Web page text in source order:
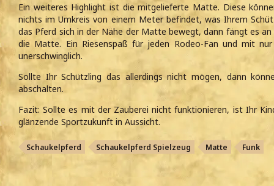
Ein weiteres Highlight ist die mitgelieferte Matte. Diese
nichts im Umkreis von einem Meter befindet, was Ihrem
das Pferd sich in der Nähe der Matte bewegt, dann fängt es
die Matte. Ein Riesenspaß für jeden Rodeo-Fan und mit
unerschwinglich.
Sollte Ihr Schützling das allerdings nicht mögen, dann
abschalten.
Fazit: Sollte es mit der Zauberei nicht funktionieren, ist Ihr
glänzende Sportzukunft in Aussicht.
Schaukelpferd Schaukelpferd Spielzeug Matte Funk